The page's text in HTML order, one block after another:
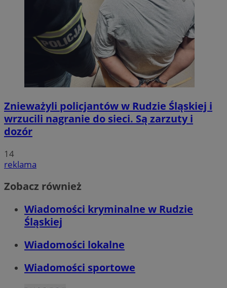
Znieważyli policjantów w Rudzie Śląskiej i
wrzucili nagranie do sieci. Są zarzuty i
dozór
14
reklama
Zobacz również
Wiadomości kryminalne w Rudzie
Śląskiej
Wiadomości lokalne
Wiadomości sportowe